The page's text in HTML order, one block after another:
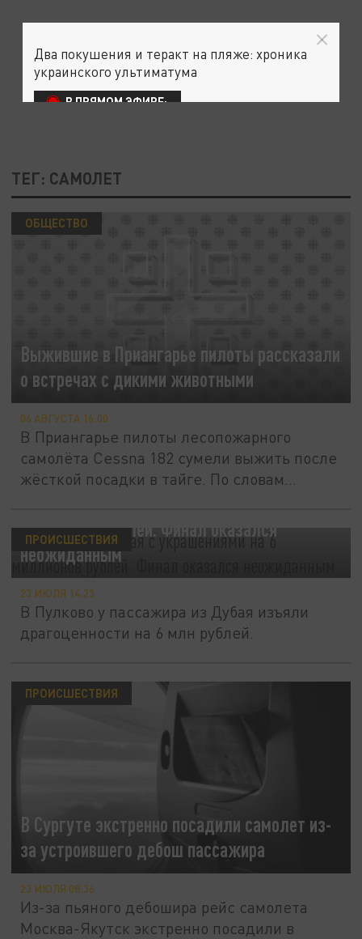
ТЕГ: САМОЛЕТ
Выжившие в Приангарье пилоты рассказали
о встречах с дикими животными
ОБЩЕСТВО
06 АВГУСТА 16:00
В Приангарье пилоты лесопожарного
самолёта Cessna 182 сумели выжить после
жёсткой посадки в тайге. По словам...
миллионов рублей. Финал оказался
неожиданным
ПРОИСШЕСТВИЯ
23 ИЮЛЯ 14:23
В Пулково у пассажира из Дубая изъяли
драгоценности на 6 млн рублей.
В Сургуте экстренно посадили самолет из-
за устроившего дебош пассажира
ПРОИСШЕСТВИЯ
23 ИЮЛЯ 08:36
Из-за пьяного дебошира рейс самолета
Москва-Якутск экстренно посадили в
Два покушения и теракт на пляже: хроника
украинского ультиматума
В ПРЯМОМ ЭФИРЕ: